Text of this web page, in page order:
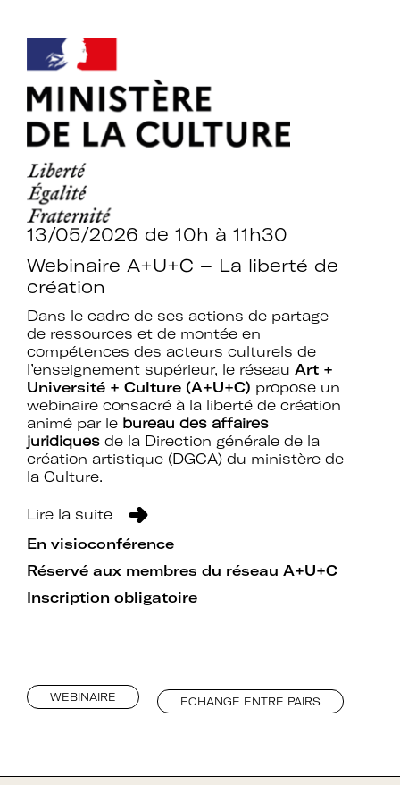
13/05/2026 de 10h à 11h30
Webinaire A+U+C – La liberté de
création
Dans le cadre de ses actions de partage
de ressources et de montée en
compétences des acteurs culturels de
l’enseignement supérieur, le réseau Art +
Université + Culture (A+U+C) propose un
webinaire consacré à la liberté de création
animé par le bureau des affaires
juridiques de la Direction générale de la
création artistique (DGCA) du ministère de
la Culture.
Lire la suite
En visioconférence
Réservé aux membres du réseau A+U+C
Inscription obligatoire
WEBINAIRE ECHANGE ENTRE PAIRS